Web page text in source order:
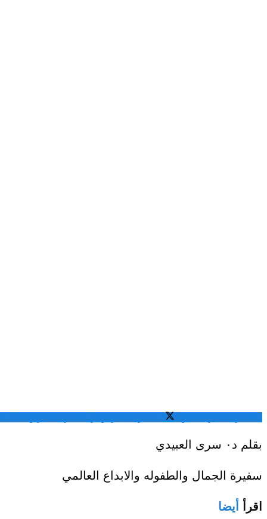
بقلم د٠ سرى العبيدي
سفيرة الجمال والطفوله والابداع العالمي
اقرأ أيضا